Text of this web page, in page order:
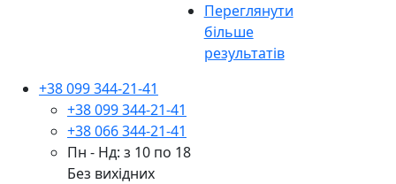
Переглянути
більше
результатів
+38 099 344-21-41
+38 099 344-21-41
+38 066 344-21-41
Пн - Нд: з 10 по 18
Без вихідних